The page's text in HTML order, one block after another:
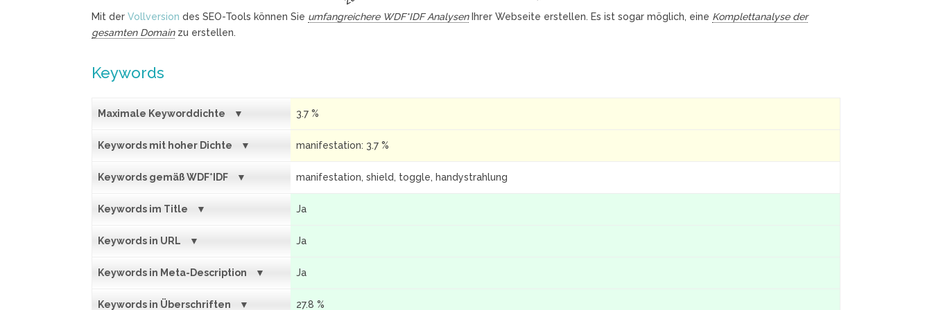
Mit der Vollversion des SEO-Tools können Sie umfangreichere WDF*IDF AnalysenIhrer Webseite erstellen. Es ist sogar möglich, eine Komplettanalyse der
gesamten Domainzu erstellen.
Keywords
Maximale Keyworddichte 3.7 %
Keywords mit hoher Dichte manifestation: 3.7 %
Keywords gemäß WDF*IDF manifestation, shield, toggle, handystrahlung
Keywords im Title Ja
Keywords in URL Ja
Keywords in Meta-Description Ja
Keywords in Überschriften 27.8 %